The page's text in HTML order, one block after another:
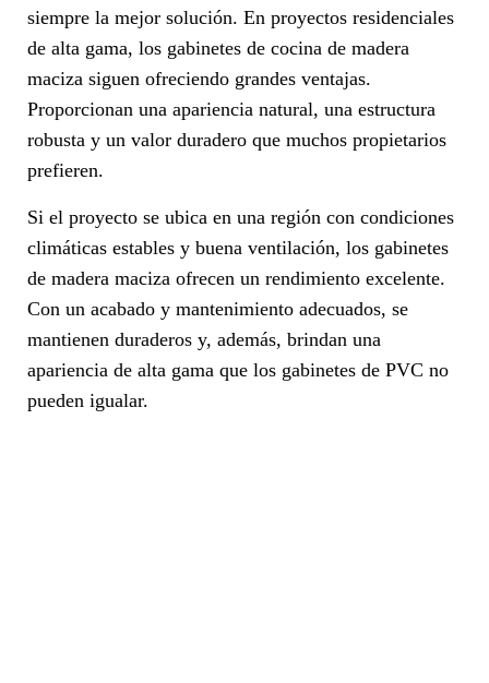
siempre la mejor solución. En proyectos residenciales
de alta gama, los gabinetes de cocina de madera
maciza siguen ofreciendo grandes ventajas.
Proporcionan una apariencia natural, una estructura
robusta y un valor duradero que muchos propietarios
prefieren.
Si el proyecto se ubica en una región con condiciones
climáticas estables y buena ventilación, los gabinetes
de madera maciza ofrecen un rendimiento excelente.
Con un acabado y mantenimiento adecuados, se
mantienen duraderos y, además, brindan una
apariencia de alta gama que los gabinetes de PVC no
pueden igualar.